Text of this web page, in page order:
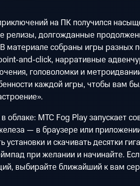
на ПК получился
релизы, долгожданные
материале собраны игры разных
нарративные
головоломки и
каждой игры, чтобы вам
облаке: МТС Fog Play запускает
— в браузере или
и скачивать десятки
при желании и начинайте.
выбирайте ближайший к вам